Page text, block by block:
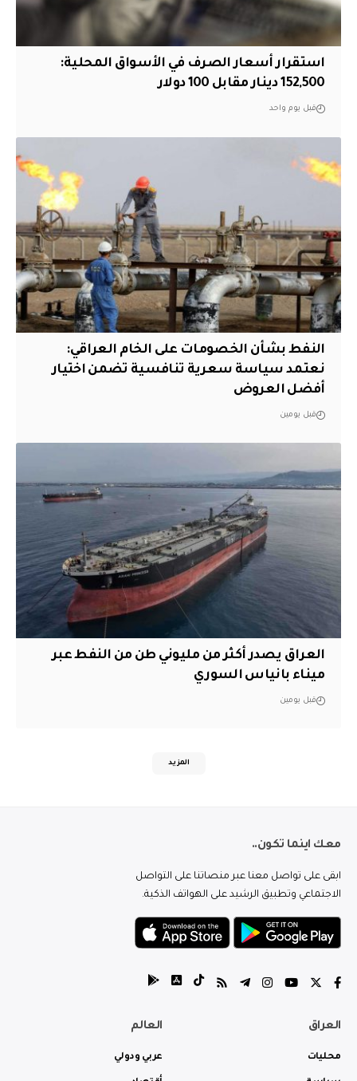
استقرار أسعار الصرف في الأسواق المحلية:
152,500 دينار مقابل 100 دولار
قبل يوم واحد
النفط بشأن الخصومات على الخام العراقي:
نعتمد سياسة سعرية تنافسية تضمن اختيار
أفضل العروض
قبل يومين
العراق يصدر أكثر من مليوني طن من النفط عبر
ميناء بانياس السوري
قبل يومين
المزيد
معك اينما تكون..
ابقى على تواصل معنا عبر منصاتنا على التواصل
الاجتماعي وتطبيق الرشيد على الهواتف الذكية.
العراق
محليات
العالم
عربي ودولي